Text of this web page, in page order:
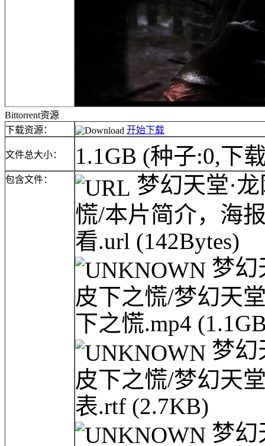
Bittorrent资源
下载资源：
开始下载
文件总大小： 1.1GB (种子:0,下
包含文件：
梦幻天堂·
慌/本片简介，海
看.url (142Bytes)
梦幻
皮下之慌/梦幻天
下之慌.mp4
梦幻
皮下之慌/梦幻天
表.rtf (2.7KB)
梦幻